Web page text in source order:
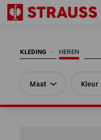
KLEDING HEREN
Maat Kleur
Maat